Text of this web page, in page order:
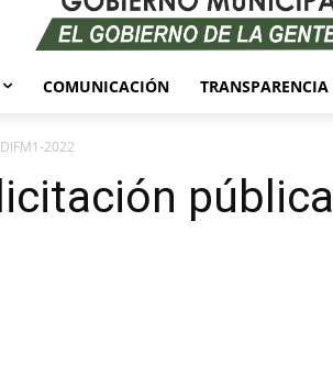
COMUNICACIÓN TRANSPARENCIA
2022
pública